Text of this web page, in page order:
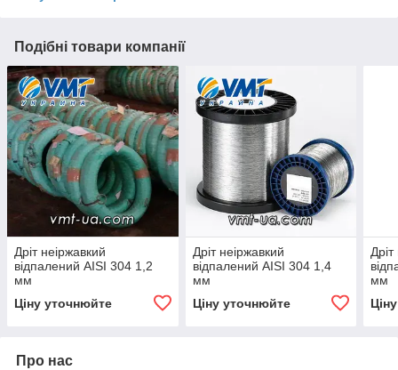
Подібні товари компанії
Дріт неіржавкий
відпалений AISI 304 1,2
мм
Ціну уточнюйте
Дріт неіржавкий
відпалений AISI 304 1,4
мм
Ціну уточнюйте
мм
Про нас